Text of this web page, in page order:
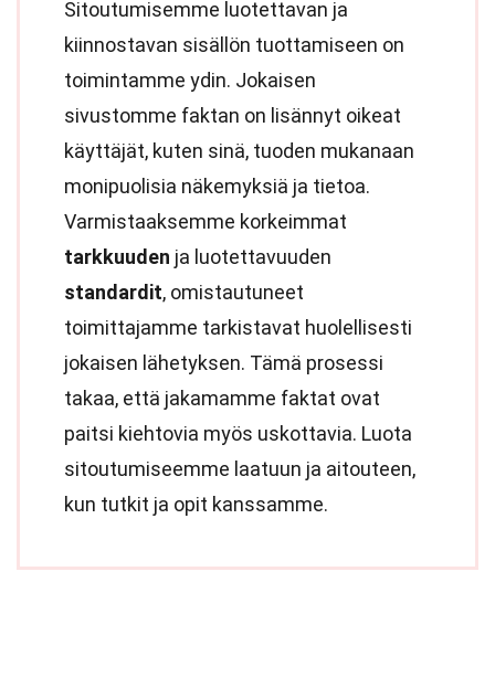
Sitoutumisemme luotettavan ja
kiinnostavan sisällön tuottamiseen on
toimintamme ydin. Jokaisen
sivustomme faktan on lisännyt oikeat
käyttäjät, kuten sinä, tuoden mukanaan
monipuolisia näkemyksiä ja tietoa.
Varmistaaksemme korkeimmat
tarkkuuden ja luotettavuuden
standardit, omistautuneet
toimittajamme tarkistavat huolellisesti
jokaisen lähetyksen. Tämä prosessi
takaa, että jakamamme faktat ovat
paitsi kiehtovia myös uskottavia. Luota
sitoutumiseemme laatuun ja aitouteen,
kun tutkit ja opit kanssamme.